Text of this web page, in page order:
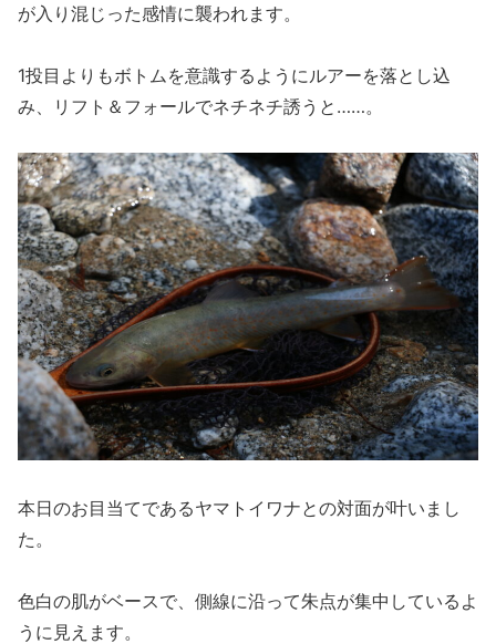
が入り混じった感情に襲われます。
1投目よりもボトムを意識するようにルアーを落とし込
み、リフト＆フォールでネチネチ誘うと……。
本日のお目当てであるヤマトイワナとの対面が叶いまし
た。
色白の肌がベースで、側線に沿って朱点が集中しているよ
うに見えます。